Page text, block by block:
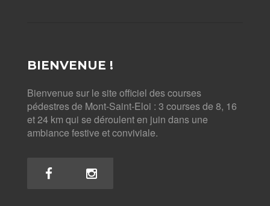
BIENVENUE !
Bienvenue sur le site officiel des courses
pédestres de Mont-Saint-Eloi : 3 courses de 8, 16
et 24 km qui se déroulent en juin dans une
ambiance festive et conviviale.